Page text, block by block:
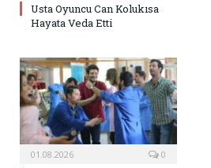
Usta Oyuncu Can Kolukısa
Hayata Veda Etti
01.08.2026 0